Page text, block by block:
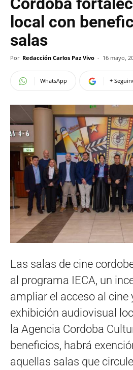
local con
salas
Por Redacción Carlos Paz Vivo - 16 mayo,
WhatsApp +
Las salas de cine
al programa IECA, un
ampliar el acceso al cine
exhibición audiovisual
la Agencia Cordoba
beneficios, habrá
aquellas salas que